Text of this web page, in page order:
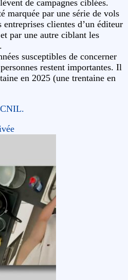
de campagnes ciblées.
marquée par une série de vols
entreprises clientes d’un éditeur
par une autre ciblant les
susceptibles de concerner
restent importantes. Il
en 2025 (une trentaine en